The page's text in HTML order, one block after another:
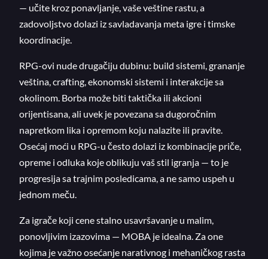
— učite kroz ponavljanje, vaše veštine rastu, a
zadovoljstvo dolazi iz savladavanja meta igre i timske
koordinacije.
RPG-ovi nude drugačiju dubinu: build sistemi, grananje
veština, crafting, ekonomski sistemi i interakcije sa
okolinom. Borba može biti taktička ili akcioni
orijentisana, ali uvek je povezana sa dugoročnim
napretkom lika i opremom koju nalazite ili pravite.
Osećaj moći u RPG-u često dolazi iz kombinacije priče,
opreme i odluka koje oblikuju vaš stil igranja — to je
progresija sa trajnim posledicama, a ne samo uspeh u
jednom meču.
Za igrače koji cene stalno usavršavanje u malim,
ponovljivim izazovima — MOBA je idealna. Za one
kojima je važno osećanje narativnog i mehaničkog rasta